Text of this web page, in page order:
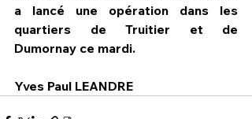
a lancé une opération dans les
quartiers de Truitier et de
Dumornay ce mardi.
Yves Paul LEANDRE